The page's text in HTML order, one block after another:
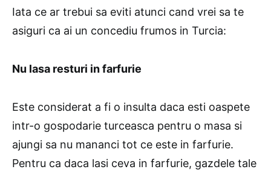
Iata ce ar trebui sa eviti atunci cand vrei sa te
asiguri ca ai un concediu frumos in Turcia:
Nu lasa resturi in farfurie
Este considerat a fi o insulta daca esti oaspete
intr-o gospodarie turceasca pentru o masa si
ajungi sa nu mananci tot ce este in farfurie.
Pentru ca daca lasi ceva in farfurie, gazdele tale